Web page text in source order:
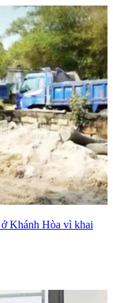
Khánh Hòa vì khai